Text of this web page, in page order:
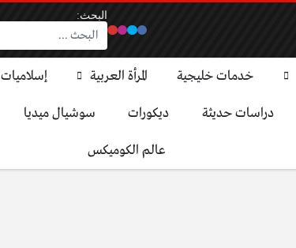
البحث:
خدمات خليجية المرأة العربية إسلاميات
دراسات حديثة ديكورات سوشيال ميديا
عالم الكوميكس